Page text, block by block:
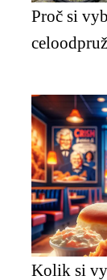
Proč si
Kolik si